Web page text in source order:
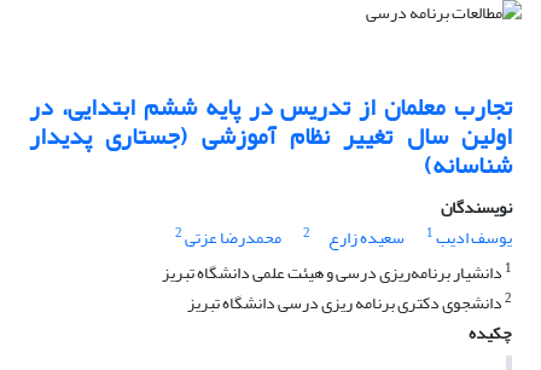
تجارب معلمان از تدریس در پایه ششم ابتدایی، در
اولین سال تغییر نظام آموزشی (جستاری پدیدار
شناسانه)
نویسندگان
یوسف ادیب1 سعیده زارع 2 محمدرضا عزتی2
1 دانشیار برنامه‌ریزی درسی و هیئت علمی دانشگاه تبریز
2دانشجوی دکتری برنامه ریزی درسی دانشگاه تبریز
چکیده